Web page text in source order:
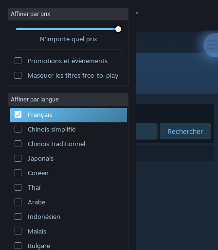
Se connecter
Magasin
À propos
Support
Changer la langue
Télécharger l'application mobile Steam
Voir version ordi. du site
Affiner par prix
N'importe quel prix
Promotions et évènements
Masquer les titres free-to-play
Affiner par langue
Français
Chinois simplifié
Chinois traditionnel
Japonais
Coréen
Thaï
Arabe
Indonésien
Malais
Bulgare
Développement : High Fidelity, Inc
Trier par Pertinence
Rechercher